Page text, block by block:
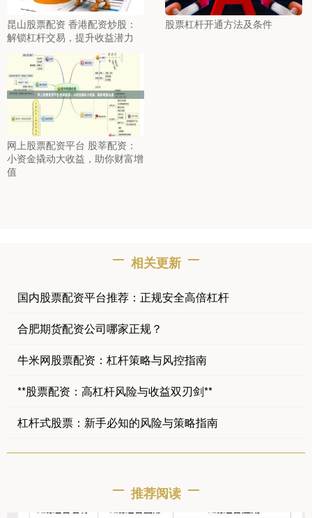
昆山股票配资 香港配资炒股：
解锁杠杆交易，提升收益潜力
股票杠杆开通方法及条件
网上股票配资平台 股莘配资：
小资金撬动大收益，助你财富增
值
相关更新
国内股票配资平台推荐：正规安全高倍杠杆
合肥期货配资公司哪家正规？
牛米网股票配资：杠杆策略与风控指南
**股票配资：高杠杆风险与收益双刃剑**
杠杆式股票：新手必知的风险与策略指南
推荐阅读